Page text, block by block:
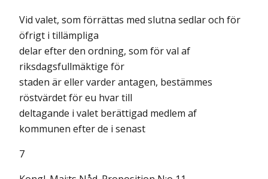
Vid valet, som förrättas med slutna sedlar och för
öfrigt i tillämpliga
delar efter den ordning, som för val af
riksdagsfullmäktige för
staden är eller varder antagen, bestämmes
röstvärdet för eu hvar till
deltagande i valet berättigad medlem af
kommunen efter de i senast
7